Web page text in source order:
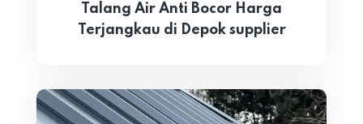
Talang Air Anti Bocor Harga
Terjangkau di Depok supplier